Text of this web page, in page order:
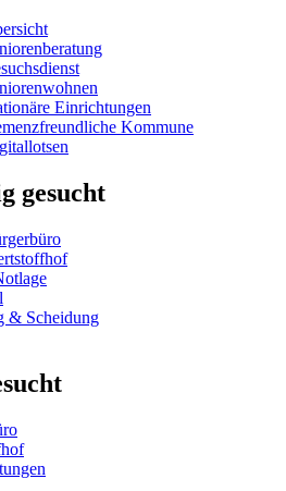
Einrichtungen
Kommune
gesucht
& Scheidung